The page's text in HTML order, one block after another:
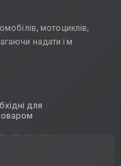
мотоциклів,
надати їм
для